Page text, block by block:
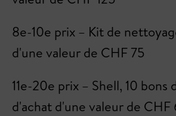
8e-10e prix – Kit de
d'une valeur de CHF 75
11e-20e prix – Shell, 10 bons
d'achat d'une valeur de CHF